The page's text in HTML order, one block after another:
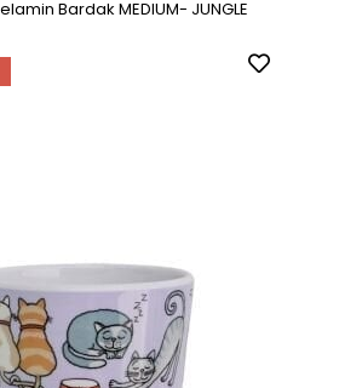
Tyrrell Katz Melamin Bardak MEDIUM- JUNGLE